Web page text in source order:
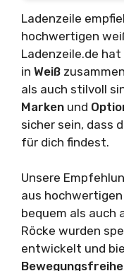
Ladenzeile
hochwertigen
Ladenzeile.de
in Weiß
als auch stilvoll
Marken und
sicher sein, dass
für dich findest.
Unsere
aus hochwertigen
bequem als auch
Röcke wurden
entwickelt und